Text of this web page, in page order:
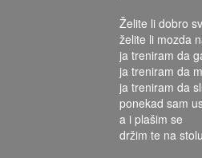
Želite li dobro
želite li mozda
ja treniram da
ja treniram da
ja treniram da
ponekad sam
a i plašim se
držim te na